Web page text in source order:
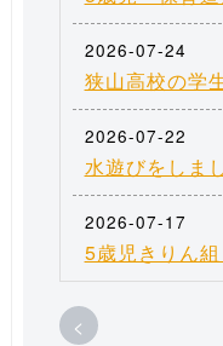
2026-07-24
狭山高校の学
2026-07-22
水遊びをしま
2026-07-17
5歳児きりん
<